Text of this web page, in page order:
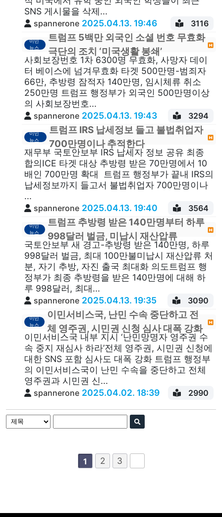
SNS 게시물을 삭제...
spannerone 2025.04.13. 19:46 3116
이민
뉴스
트럼프 5백만 외국인 소셜 번호 무효화
극단의 조치 ‘미국생활 봉쇄’
사회보장번호 1차 6300명 무효화, 사망자 데이
터 베이스에 넘겨무효화 타겟 500만명-범죄자
66만, 추방령 잠적자 140만명, 임시체류 취소
250만명 트럼프 행정부가 외국인 500만명이상
의 사회보장번호...
spannerone 2025.04.13. 19:43 3294
이민
뉴스
트럼프 IRS 납세정보 들고 불법취업자
700만명이나 추적한다
재무부 국토안보부 IRS 납세자 정보 공유 최종
합의ICE 타겟 대상 추방령 받은 70만명에서 10
배인 700만명 확대 트럼프 행정부가 끝내 IRS의
납세정보까지 들고서 불법취업자 700만명이나
...
spannerone 2025.04.13. 19:40 3564
이민
뉴스
트럼프 추방령 받은 140만명부터 하루
998달러 벌금, 미납시 재산압류
국토안보부 새 경고-추방령 받은 140만명, 하루
998달러 벌금, 최대 100만불미납시 재산압류 처
분, 자기 추방, 자진 출국 최대화 의도트럼프 행
정부가 최종 추방령을 받은 140만명에 대해 하
루 998달러, 최대...
spannerone 2025.04.13. 19:35 3090
이민
뉴스
이민서비스국, 난민 수속 중단하고 전
체 영주권, 시민권 신청 심사 대폭 강화
이민서비스국 내부 지시 ‘난민망명자 영주권 수
속 중지 재심사 하라’전체 영주권, 시민권 신청에
대한 SNS 포함 심사도 대폭 강화 트럼프 행정부
의 이민서비스국이 난민 수속을 중단하고 전체
영주권과 시민권 신...
spannerone 2025.04.02. 18:39 2990
1 2 3